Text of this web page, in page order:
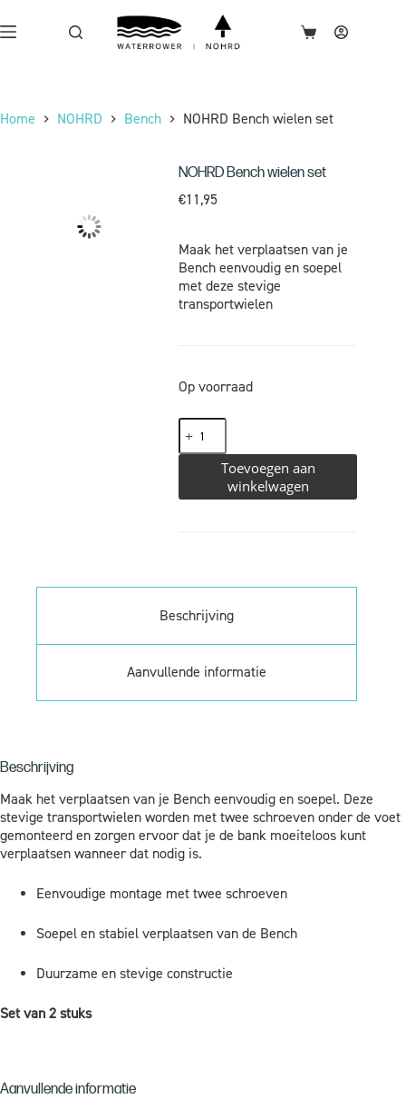
Home NOHRD Bench NOHRD Bench wielen set
NOHRD Bench wielen set
€11,95
Maak het verplaatsen van je
Bench eenvoudig en soepel
met deze stevige
transportwielen
Op voorraad
Toevoegen aan
winkelwagen
Beschrijving
Aanvullende informatie
Beschrijving
Maak het verplaatsen van je Bench eenvoudig en soepel. Deze
stevige transportwielen worden met twee schroeven onder de voet
gemonteerd en zorgen ervoor dat je de bank moeiteloos kunt
verplaatsen wanneer dat nodig is.
Eenvoudige montage met twee schroeven
Soepel en stabiel verplaatsen van de Bench
Duurzame en stevige constructie
Set van 2 stuks
Aanvullende informatie